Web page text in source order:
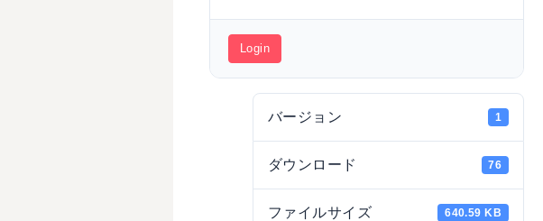
Login
バージョン 1
ダウンロード 76
ファイルサイズ 640.59 KB